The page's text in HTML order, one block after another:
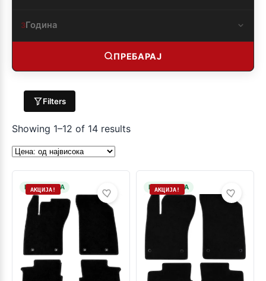
3Година
ПРЕБАРАЈ
Filters
Showing 1–12 of 14 results
НА ЗАЛИХА
АКЦИЈА! НА ЗАЛИХА
АКЦИЈА!